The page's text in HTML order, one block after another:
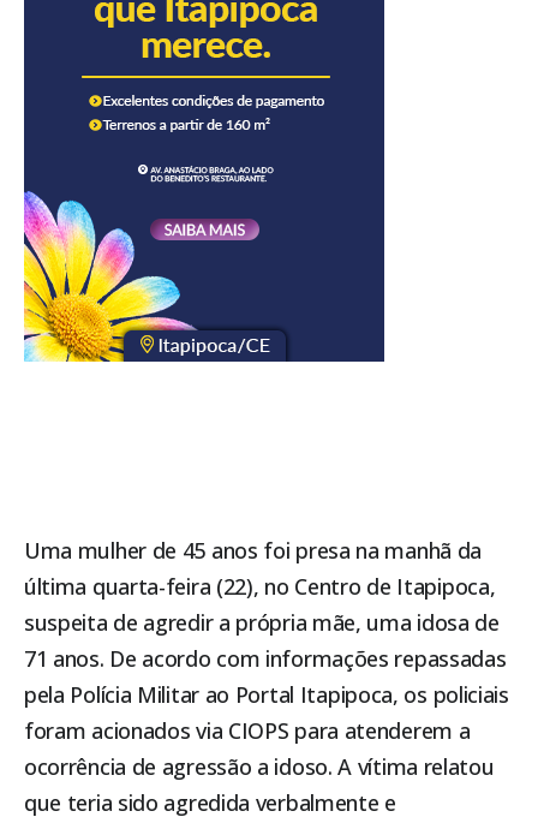
Uma mulher de 45 anos foi presa na manhã da
última quarta-feira (22), no Centro de Itapipoca,
suspeita de agredir a própria mãe, uma idosa de
71 anos. De acordo com informações repassadas
pela Polícia Militar ao Portal Itapipoca, os policiais
foram acionados via CIOPS para atenderem a
ocorrência de agressão a idoso. A vítima relatou
que teria sido agredida verbalmente e